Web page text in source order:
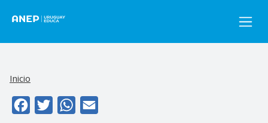
Inicio
FacebookTwitterWhatsApp